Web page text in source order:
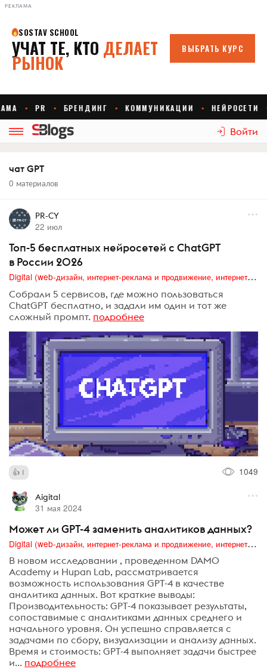
РЕКЛАМА
Войти
чат GPT
0 материалов
PR-CY
22 июл
Топ-5 бесплатных нейросетей с ChatGPT
в России 2026
Digital (web-дизайн, интернет-реклама и продвижение, интернет-сообщества и блоги, интернет-коммуникации, мобильный маркетинг, реклама на цифровых экранах)
Собрали 5 сервисов, где можно пользоваться
ChatGPT бесплатно, и задали им один и тот же
сложный промпт. подробнее
1 1049
Aigital
31 мая 2024
Может ли GPT-4 заменить аналитиков данных?⁠⁠
Digital (web-дизайн, интернет-реклама и продвижение, интернет-сообщества и блоги, интернет-коммуникации, мобильный маркетинг, реклама на цифровых экранах)
В новом исследовании , проведенном DAMO
Academy и Hupan Lab, рассматривается
возможность использования GPT-4 в качестве
аналитика данных. Вот краткие выводы:
Производительность: GPT-4 показывает результаты,
сопоставимые с аналитиками данных среднего и
начального уровня. Он успешно справляется с
задачами по сбору, визуализации и анализу данных.
Время и стоимость: GPT-4 выполняет задачи быстрее
и... подробнее